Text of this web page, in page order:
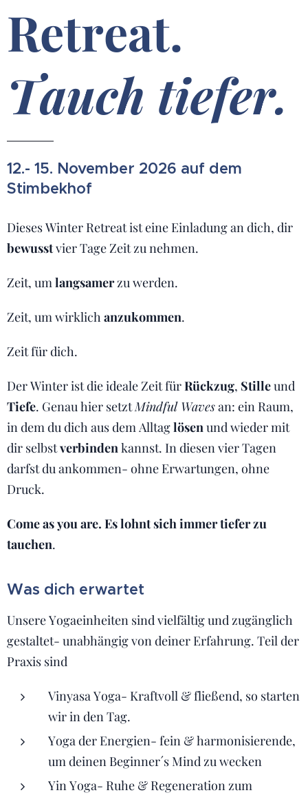
Retreat.
Tauch tiefer.
12.- 15. November 2026 auf dem
Stimbekhof
Dieses Winter Retreat ist eine Einladung an dich, dir
bewusstvier Tage Zeit zu nehmen.
Zeit, umlangsamerzu werden.
Zeit, um wirklichanzukommen.
Zeit für dich.
Der Winter ist die ideale Zeit fürRückzug, Stilleund
Tiefe. Genau hier setztMindful Wavesan: ein Raum,
in dem du dich aus dem Alltaglösenund wieder mit
dir selbstverbindenkannst. In diesen vier Tagen
darfst du ankommen- ohne Erwartungen, ohne
Druck.
Come as you are. Es lohnt sich immer tiefer zu
tauchen.
Was dich erwartet
Unsere Yogaeinheiten sind vielfältig und zugänglich
gestaltet- unabhängig von deiner Erfahrung. Teil der
Praxis sind
Vinyasa Yoga- Kraftvoll & fließend, so starten
wir in den Tag.
Yoga der Energien- fein & harmonisierende,
um deinen Beginner´s Mind zu wecken
Yin Yoga- Ruhe & Regeneration zum